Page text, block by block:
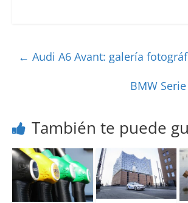
← Audi A6 Avant: galería
BMW
También te puede